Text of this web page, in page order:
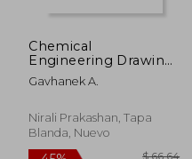
Chemical
Engineering Drawing
(22608) (Si Units) (en
Inglés)
Gavhanek A.
Nirali Prakashan, Tapa
Blanda, Nuevo